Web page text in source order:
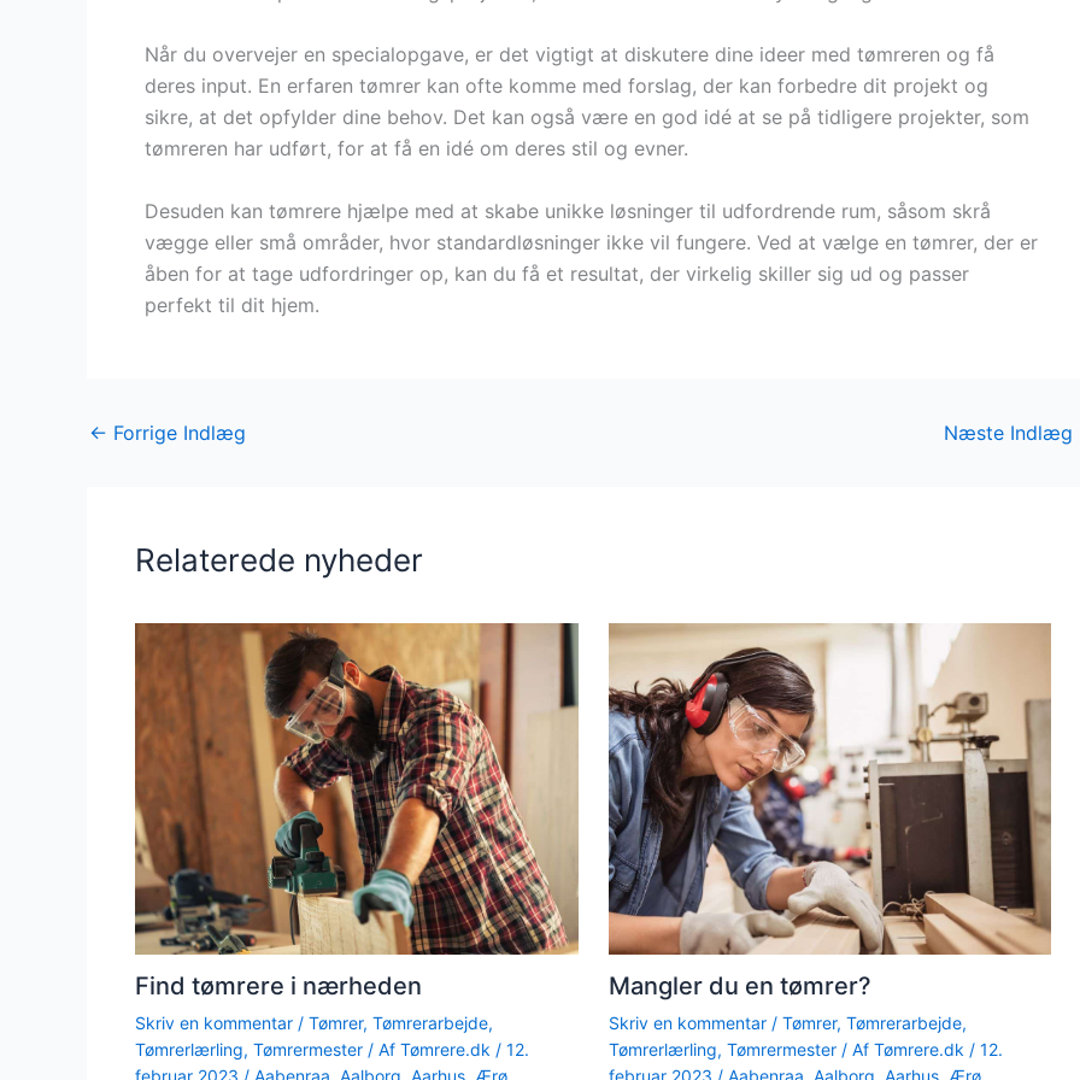
Når du overvejer en specialopgave, er det vigtigt at diskutere dine ideer med tømreren og få
deres input. En erfaren tømrer kan ofte komme med forslag, der kan forbedre dit projekt og
sikre, at det opfylder dine behov. Det kan også være en god idé at se på tidligere projekter, som
tømreren har udført, for at få en idé om deres stil og evner.
Desuden kan tømrere hjælpe med at skabe unikke løsninger til udfordrende rum, såsom skrå
vægge eller små områder, hvor standardløsninger ikke vil fungere. Ved at vælge en tømrer, der er
åben for at tage udfordringer op, kan du få et resultat, der virkelig skiller sig ud og passer
perfekt til dit hjem.
← Forrige Indlæg Næste Indlæg
Relaterede nyheder
Find tømrere i nærheden
Skriv en kommentar / Tømrer, Tømrerarbejde,
Tømrerlærling, Tømrermester / Af Tømrere.dk / 12.
Mangler du en tømrer?
Skriv en kommentar / Tømrer, Tømrerarbejde,
Tømrerlærling, Tømrermester/ Af Tømrere.dk / 12.